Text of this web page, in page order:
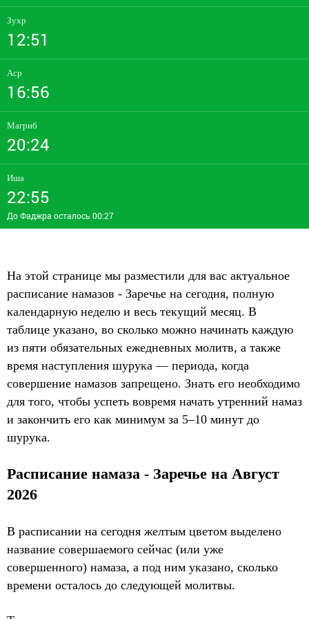
Зухр
12:51
Аср
16:56
Магриб
20:24
Иша
22:55
До Фаджра осталось 00:27
На этой странице мы разместили для вас актуальное
расписание намазов - Заречье на сегодня, полную
календарную неделю и весь текущий месяц. В
таблице указано, во сколько можно начинать каждую
из пяти обязательных ежедневных молитв, а также
время наступления шурука — периода, когда
совершение намазов запрещено. Знать его необходимо
для того, чтобы успеть вовремя начать утренний намаз
и закончить его как минимум за 5–10 минут до
шурука.
Расписание намаза - Заречье на Август
2026
В расписании на сегодня желтым цветом выделено
название совершаемого сейчас (или уже
совершенного) намаза, а под ним указано, сколько
времени осталось до следующей молитвы.